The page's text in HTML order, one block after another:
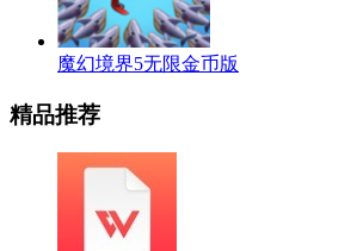
魔幻境界5无限金币版
精品推荐